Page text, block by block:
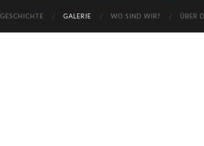
GESCHICHTE GALERIE WO SIND WIR? ÜBER